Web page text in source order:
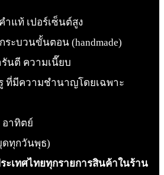
ำแท้ เปอร์เซ็นต์สูง
ะบวนขั้นตอน (handmade)
รันตี ความเนี๊ยบ
ที่มีความชำนาญโดยเฉพาะ
อาทิตย์
ดทุกวันพุธ)
ะเทศไทยทุกรายการสินค้าในร้าน